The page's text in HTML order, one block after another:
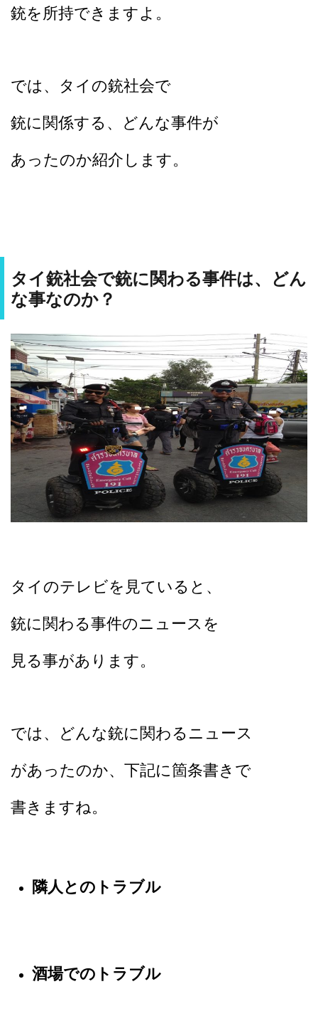
銃を所持できますよ。
では、タイの銃社会で
銃に関係する、どんな事件が
あったのか紹介します。
タイ銃社会で銃に関わる事件は、どん
な事なのか？
タイのテレビを見ていると、
銃に関わる事件のニュースを
見る事があります。
では、どんな銃に関わるニュース
があったのか、 下記に箇条書きで
書きますね。
隣人とのトラブル
酒場でのトラブル